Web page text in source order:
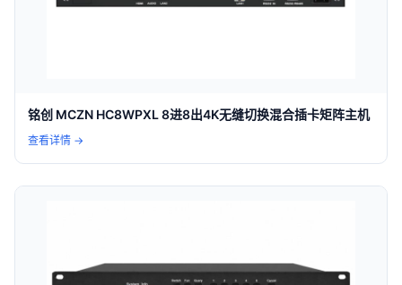
铭创 MCZN HC8WPXL 8进8出4K无缝切换混合插卡矩阵主机
查看详情 →